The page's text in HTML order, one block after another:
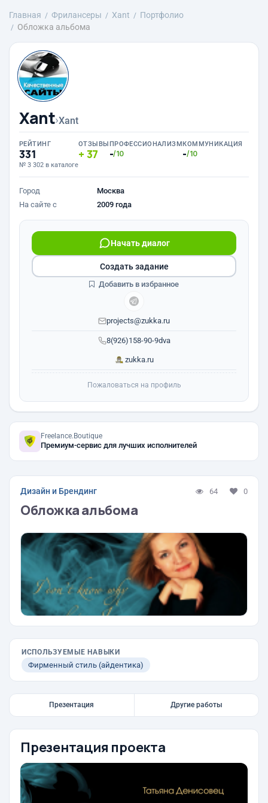
Главная Фрилансеры Xant
Портфолио
Обложка альбома
Xant›Xant
РЕЙТИНГ
331
№ 3 302 в каталоге
ОТЗЫВЫ
37
ПРОФЕССИОНАЛИЗМ
-/10
КОММУНИКАЦИЯ
-/10
Город
Москва
На сайте с
2009 года
8(926)158-90-9dva
Начать диалог
projects@zukka.ru
zukka.ru
Создать задание
Добавить в избранное
Пожаловаться на профиль
Freelance.Boutique
Премиум-сервис для лучших исполнителей
Дизайн и Брендинг 64 0
Обложка альбома
ИСПОЛЬЗУЕМЫЕ НАВЫКИ
Фирменный стиль (айдентика)
Презентация Другие работы
Презентация проекта